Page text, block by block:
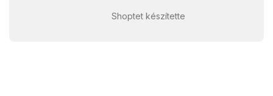
Shoptet készítette